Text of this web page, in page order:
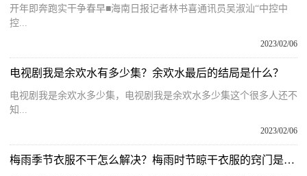
开年即奔跑实干争春早■海南日报记者林书喜通讯员吴淑汕“中控中
控...
2023/02/06
电视剧我是余欢水有多少集？余欢水最后的结局是什么？
电视剧我是余欢水多少集，电视剧我是余欢水多少集这个很多人还不
知...
2023/02/06
梅雨季节衣服不干怎么解决？梅雨时节晾干衣服的窍门是什么？